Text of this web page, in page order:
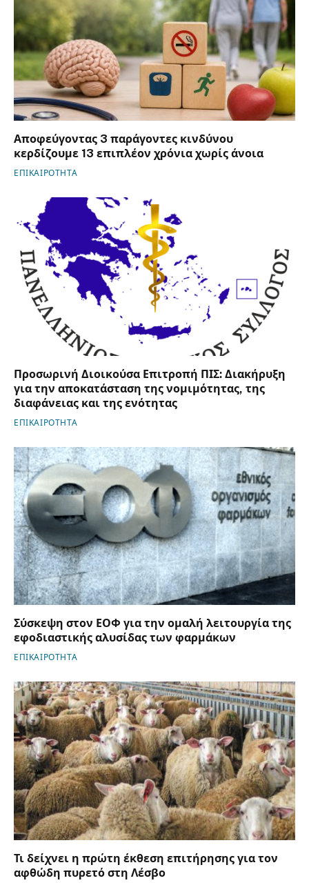
Αποφεύγοντας 3 παράγοντες κινδύνου
κερδίζουμε 13 επιπλέον χρόνια χωρίς άνοια
ΕΠΙΚΑΙΡΟΤΗΤΑ
Προσωρινή Διοικούσα Επιτροπή ΠΙΣ: Διακήρυξη
για την αποκατάσταση της νομιμότητας, της
διαφάνειας και της ενότητας
ΕΠΙΚΑΙΡΟΤΗΤΑ
Σύσκεψη στον ΕΟΦ για την ομαλή λειτουργία της
εφοδιαστικής αλυσίδας των φαρμάκων
ΕΠΙΚΑΙΡΟΤΗΤΑ
Τι δείχνει η πρώτη έκθεση επιτήρησης για τον
αφθώδη πυρετό στη Λέσβο